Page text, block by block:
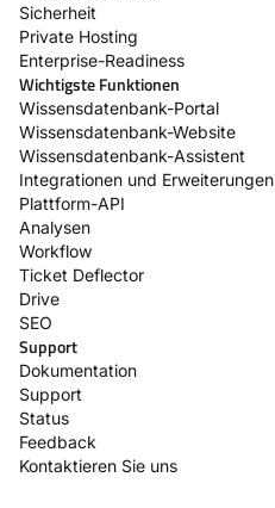
Sicherheit
Private Hosting
Enterprise-Readiness
Wichtigste Funktionen
Wissensdatenbank-Portal
Wissensdatenbank-Website
Wissensdatenbank-Assistent
Integrationen und Erweiterungen
Plattform-API
Analysen
Workflow
Ticket Deflector
Drive
SEO
Support
Dokumentation
Support
Status
Feedback
Kontaktieren Sie uns